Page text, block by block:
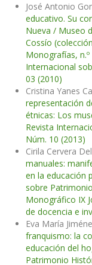
José Antonio
educativo. Su
Nueva / Museo
Cossío
Monografías,
Internacional
03 (2010)
Cristina Yanes
representación
étnicas: Los
Revista
Núm. 10 (2013)
Cirila Cervera
manuales:
en la educación
sobre
Monográfico IX
de docencia e
Eva María
franquismo: la
educación del
Patrimonio